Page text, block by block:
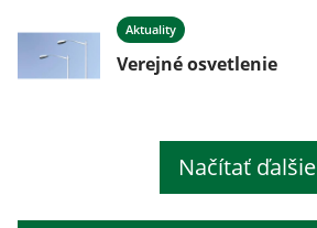
Aktuality
Verejné osvetlenie
Načítať ďalšie